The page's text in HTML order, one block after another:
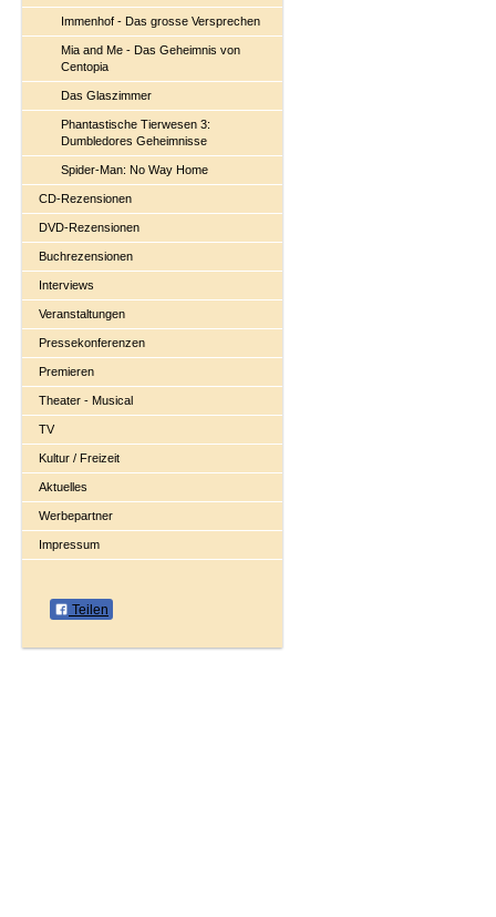
Immenhof - Das grosse Versprechen
Mia and Me - Das Geheimnis von
Centopia
Das Glaszimmer
Phantastische Tierwesen 3:
Dumbledores Geheimnisse
Spider-Man: No Way Home
CD-Rezensionen
DVD-Rezensionen
Buchrezensionen
Interviews
Veranstaltungen
Pressekonferenzen
Premieren
Theater - Musical
TV
Kultur / Freizeit
Aktuelles
Werbepartner
Impressum
Teilen